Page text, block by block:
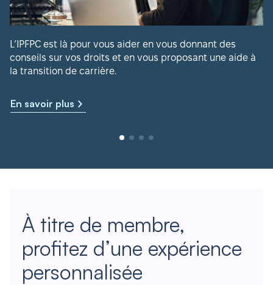
L’IPFPC est là pour vous aider en vous donnant des
conseils sur vos droits et en vous proposant une aide à
la transition de carrière.
En savoir plus
À titre de membre,
profitez d’une expérience
personnalisée